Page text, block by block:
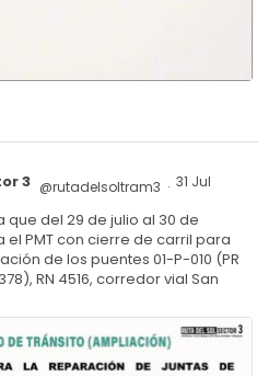
3 @rutadelsoltram3 · 31 Jul
que del 29 de julio al 30 de
PMT con cierre de carril para
de los puentes 01-P-010 (PR
RN 4516, corredor vial San